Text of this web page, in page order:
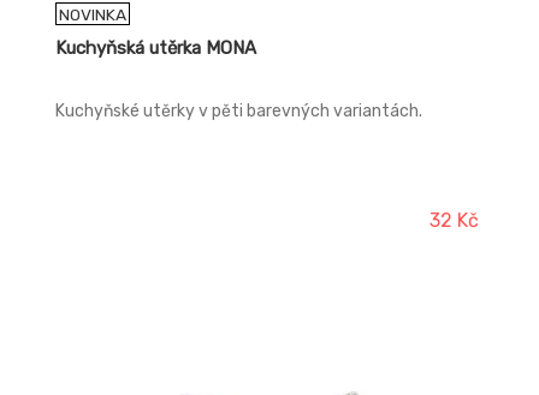
NOVINKA
Kuchyňská utěrka MONA
Kuchyňské utěrky v pěti barevných variantách.
32 Kč